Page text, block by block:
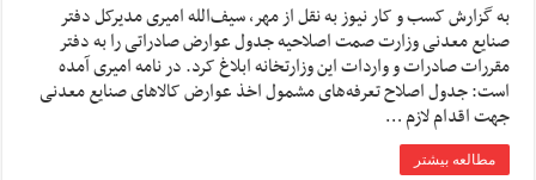
به گزارش کسب و کار نیوز به نقل از مهر، سیف‌الله امیری مدیرکل دفتر
صنایع معدنی وزارت صمت اصلاحیه جدول عوارض صادراتی را به دفتر
مقررات صادرات و واردات این وزارتخانه ابلاغ کرد. در نامه امیری آمده
است: جدول اصلاح تعرفه‌های مشمول اخذ عوارض کالاهای صنایع معدنی
جهت اقدام لازم …
مطالعه بیشتر